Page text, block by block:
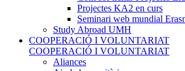
Projectes KA2 en curs
Seminari web mundial
Study Abroad UMH
COOPERACIÓ I VOLUNTARIAT
COOPERACIÓ I VOLUNTARIAT
Aliances